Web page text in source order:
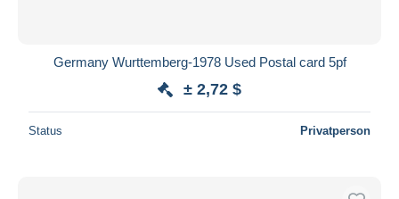
Germany Wurttemberg-1978 Used Postal card 5pf
± 2,72 $
Status Privatperson